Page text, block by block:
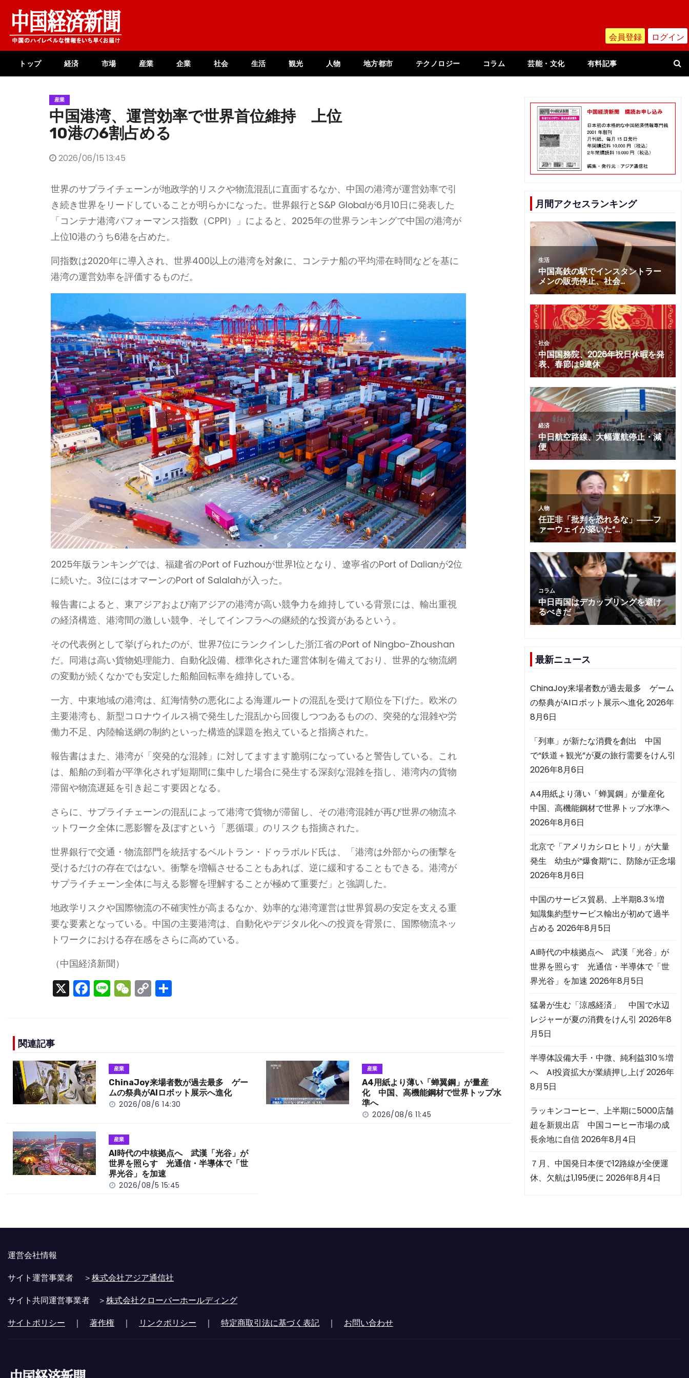
content
会員登録 ログイン
トップ 経済 市場 産業 企業 社会 生活 観光 人物 地方都市 テクノロジー コラム 芸能・文化 有料記事
産業
中国港湾、運営効率で世界首位維持 上位
10港の6割占める
2026/06/15 13:45
世界のサプライチェーンが地政学的リスクや物流混乱に直面するなか、中国の港湾が運営効率で引
き続き世界をリードしていることが明らかになった。世界銀行とS&P Globalが6月10日に発表した
「コンテナ港湾パフォーマンス指数（CPPI）」によると、2025年の世界ランキングで中国の港湾が
上位10港のうち6港を占めた。
同指数は2020年に導入され、世界400以上の港湾を対象に、コンテナ船の平均滞在時間などを基に
港湾の運営効率を評価するものだ。
2025年版ランキングでは、福建省のPort of Fuzhouが世界1位となり、遼寧省のPort of Dalianが2位
に続いた。3位にはオマーンのPort of Salalahが入った。
報告書によると、東アジアおよび南アジアの港湾が高い競争力を維持している背景には、輸出重視
の経済構造、港湾間の激しい競争、そしてインフラへの継続的な投資があるという。
その代表例として挙げられたのが、世界7位にランクインした浙江省のPort of Ningbo-Zhoushan
だ。同港は高い貨物処理能力、自動化設備、標準化された運営体制を備えており、世界的な物流網
の変動が続くなかでも安定した船舶回転率を維持している。
一方、中東地域の港湾は、紅海情勢の悪化による海運ルートの混乱を受けて順位を下げた。欧米の
主要港湾も、新型コロナウイルス禍で発生した混乱から回復しつつあるものの、突発的な混雑や労
働力不足、内陸輸送網の制約といった構造的課題を抱えていると指摘された。
報告書はまた、港湾が「突発的な混雑」に対してますます脆弱になっていると警告している。これ
は、船舶の到着が平準化されず短期間に集中した場合に発生する深刻な混雑を指し、港湾内の貨物
滞留や物流遅延を引き起こす要因となる。
さらに、サプライチェーンの混乱によって港湾で貨物が滞留し、その港湾混雑が再び世界の物流ネ
ットワーク全体に悪影響を及ぼすという「悪循環」のリスクも指摘された。
世界銀行で交通・物流部門を統括するベルトラン・ドゥラボルド氏は、「港湾は外部からの衝撃を
受けるだけの存在ではない。衝撃を増幅させることもあれば、逆に緩和することもできる。港湾が
サプライチェーン全体に与える影響を理解することが極めて重要だ」と強調した。
地政学リスクや国際物流の不確実性が高まるなか、効率的な港湾運営は世界貿易の安定を支える重
要な要素となっている。中国の主要港湾は、自動化やデジタル化への投資を背景に、国際物流ネッ
トワークにおける存在感をさらに高めている。
（中国経済新聞）
X F
a
o
o
k
Li
n
W
e
C
o
k
関連記事
産業
ChinaJoy来場者数が過去最多 ゲー
ムの祭典がAIロボット展示へ進化
2026/08/6 14:30
産業
A4用紙より薄い「蝉翼鋼」が量産
化 中国、高機能鋼材で世界トップ水
準へ
2026/08/6 11:45
産業
AI時代の中核拠点へ 武漢「光谷」が
世界を照らす 光通信・半導体で「世
界光谷」を加速
2026/08/5 15:45
月間アクセスランキング
最新ニュース
ChinaJoy来場者数が過去最多 ゲーム
の祭典がAIロボット展示へ進化2026年
8月6日
「列車」が新たな消費を創出 中国
で“鉄道＋観光”が夏の旅行需要をけん引
2026年8月6日
A4用紙より薄い「蝉翼鋼」が量産化
中国、高機能鋼材で世界トップ水準へ
2026年8月6日
北京で「アメリカシロヒトリ」が大量
発生 幼虫が“爆食期”に、防除が正念場
2026年8月6日
中国のサービス貿易、上半期8.3％増
知識集約型サービス輸出が初めて過半
占める 2026年8月5日
AI時代の中核拠点へ 武漢「光谷」が
世界を照らす 光通信・半導体で「世
界光谷」を加速 2026年8月5日
猛暑が生む「涼感経済」 中国で水辺
レジャーが夏の消費をけん引 2026年8
月5日
半導体設備大手・中微、純利益310％増
へ AI投資拡大が業績押し上げ2026年
8月5日
ラッキンコーヒー、上半期に5000店舗
超を新規出店 中国コーヒー市場の成
長余地に自信2026年8月4日
７月、中国発日本便で12路線が全便運
休、欠航は1,195便に 2026年8月4日
運営会社情報
サイト運営事業者 ＞株式会社アジア通信社
サイト共同運営事業者 ＞株式会社クローバーホールディング
サイトポリシー ｜ 著作権 ｜ リンクポリシー ｜ 特定商取引法に基づく表記 ｜ お問い合わせ